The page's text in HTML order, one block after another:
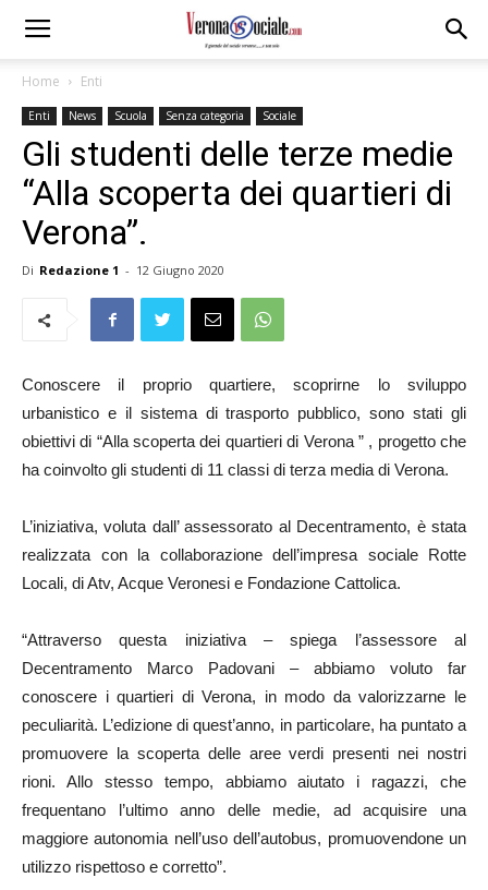
Home Enti
Enti News Scuola Senza categoria Sociale
Gli studenti delle terze medie
“Alla scoperta dei quartieri di
Verona”.
Di Redazione 1 - 12 Giugno 2020
Conoscere il proprio quartiere, scoprirne lo sviluppo
urbanistico e il sistema di trasporto pubblico, sono stati gli
obiettivi di “Alla scoperta dei quartieri di Verona ” , progetto che
ha coinvolto gli studenti di 11 classi di terza media di Verona.
L’iniziativa, voluta dall’ assessorato al Decentramento, è stata
realizzata con la collaborazione dell’impresa sociale Rotte
Locali, di Atv, Acque Veronesi e Fondazione Cattolica.
“Attraverso questa iniziativa – spiega l’assessore al
Decentramento Marco Padovani – abbiamo voluto far
conoscere i quartieri di Verona, in modo da valorizzarne le
peculiarità. L’edizione di quest’anno, in particolare, ha puntato a
promuovere la scoperta delle aree verdi presenti nei nostri
rioni. Allo stesso tempo, abbiamo aiutato i ragazzi, che
frequentano l’ultimo anno delle medie, ad acquisire una
maggiore autonomia nell’uso dell’autobus, promuovendone un
utilizzo rispettoso e corretto”.